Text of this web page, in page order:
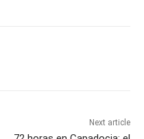
Next article